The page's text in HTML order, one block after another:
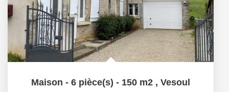
Maison - 6 pièce(s) - 150 m2 , Vesoul